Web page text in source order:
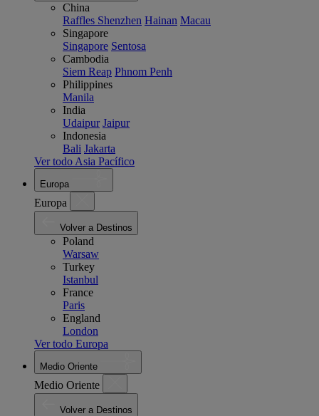
China
Raffles Shenzhen Hainan Macau
Singapore
Singapore Sentosa
Cambodia
Siem Reap Phnom Penh
Philippines
Manila
India
Udaipur Jaipur
Indonesia
Bali Jakarta
Ver todo Asia Pacífico
Europa
Europa
Volver a Destinos
Poland
Warsaw
Turkey
Istanbul
France
Paris
England
London
Ver todo Europa
Medio Oriente
Medio Oriente
Volver a Destinos